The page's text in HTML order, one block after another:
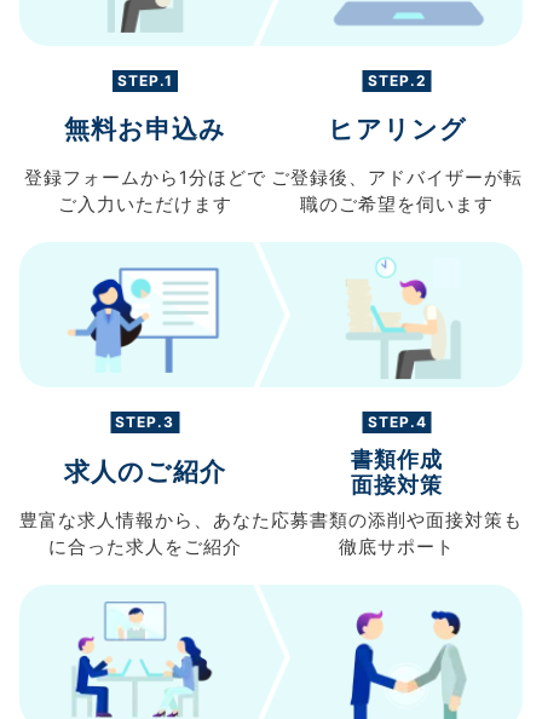
STEP.1
無料お申込み
登録フォームから 1分ほどで
ご入力 いただけます
STEP.2
ヒアリング
ご登録後、 アドバイザーが転
職のご希望を伺います
STEP.3
求人のご紹介
豊富な求人情報から、 あなた
に合った求人を ご紹介
STEP.4
書類作成
面接対策
応募書類の添削や面接対策も
徹底サポート